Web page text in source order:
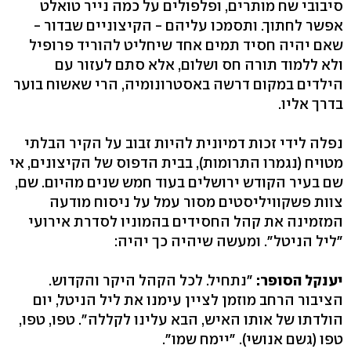
סיבובי שח מותרים, ופלפולים על כמה נייר טואלט
אפשר לחתוך. ותסמכו עליהם - הקיצוניים שבדור -
שאם יהיה חסיד תמים אחד שיחליט להוריד פרופיל
ולא ללמוד תורה חס ושלום, אלא סתם לעזור עם
הילדים במקום דרשה באסטרונומיה, הרי שאשוח בוער
בדרך אליו.
נפלה לידי זכות דמיונית להיות זבוב על הקיר הבלתי
מטויח (נגמרו התרומות), בבית הדפוס של הקיצונים, אי
שם בעיר הקודש ירושלים בעוד חמש שנים מהיום. שם,
צוות פשקוויליסטים מסור עמל על ניסוח מודעה
המזמינה את קהל החסידים בהמוניו לסדרת אירועי
"ליל הניטל". ומעשה שיהיה כך יהיה:
יענקל הסופר: "נתחיל. לכל הקהל היקר והקדוש.
הציבור הרחב מוזמן לציין עימנו את ליל הניטל, יום
הולדתו של אותו האיש, הבא עלינו לקללה". טפו, טפו,
טפו (גשם אנושי). "יימח שמו".